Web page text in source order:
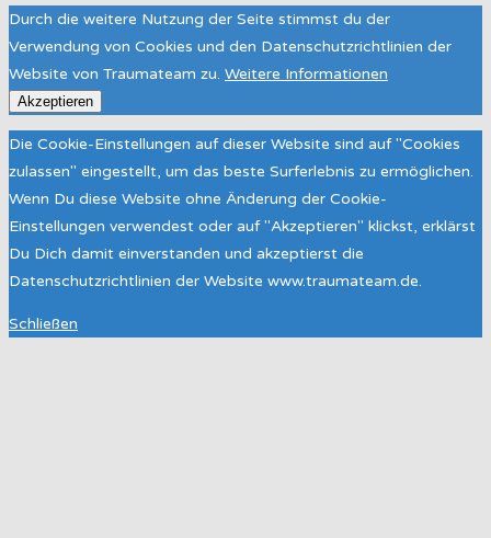
Durch die weitere Nutzung der Seite stimmst du der
Verwendung von Cookies und den Datenschutzrichtlinien der
Website von Traumateam zu. Weitere Informationen
Akzeptieren
Die Cookie-Einstellungen auf dieser Website sind auf "Cookies
zulassen" eingestellt, um das beste Surferlebnis zu ermöglichen.
Wenn Du diese Website ohne Änderung der Cookie-
Einstellungen verwendest oder auf "Akzeptieren" klickst, erklärst
Du Dich damit einverstanden und akzeptierst die
Datenschutzrichtlinien der Website www.traumateam.de.
Schließen